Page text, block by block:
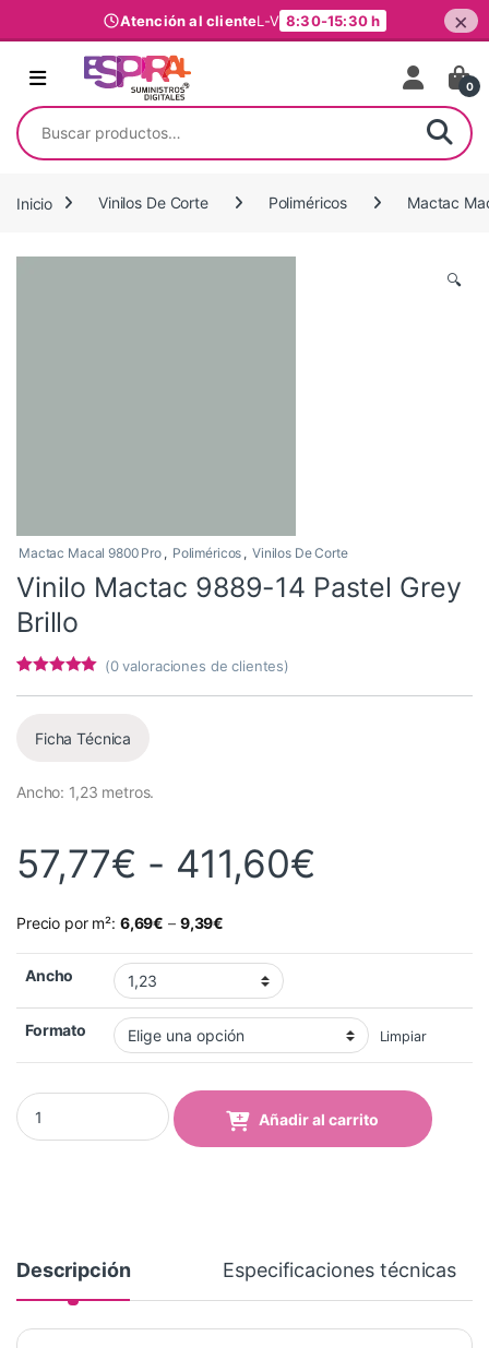
Atención al clienteL-V 8:30-15:30 h ×
Ir al contenido
0
Buscar por:
Inicio Vinilos De Corte Poliméricos Mactac
🔍
Mactac Macal 9800 Pro , Poliméricos , Vinilos De Corte
Vinilo Mactac 9889-14 Pastel Grey
Brillo
valoracione
s de
(0valoraciones de clientes)
Ficha Técnica
Ancho: 1,23 metros.
57,77€ - 411,60€
Precio por m²: 6,69€ – 9,39€
Ancho
Formato Limpiar
Vinilo Mactac 9889-14 Pastel Grey Brillo quantity
Añadir al carrito
Descripción Especificaciones técnicas